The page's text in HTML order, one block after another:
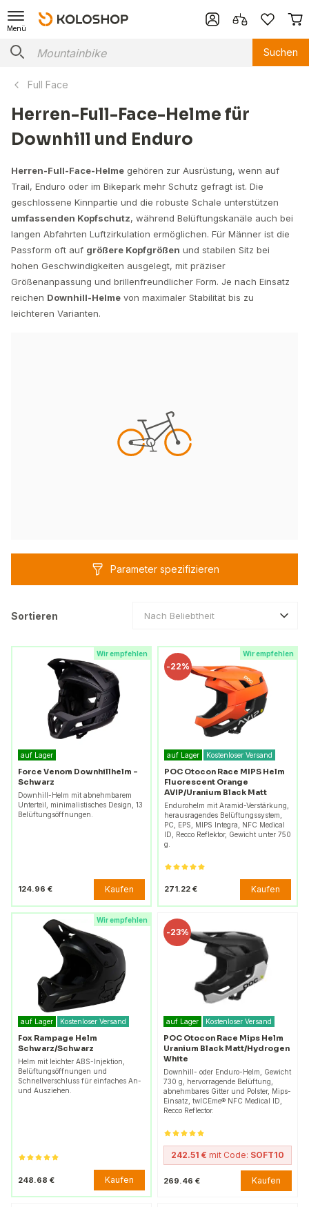
Menü
Suchen
Full Face
Herren-Full-Face-Helme für
Downhill und Enduro
Herren-Full-Face-Helme gehören zur Ausrüstung, wenn auf
Trail, Enduro oder im Bikepark mehr Schutz gefragt ist. Die
geschlossene Kinnpartie und die robuste Schale unterstützen
umfassenden Kopfschutz, während Belüftungskanäle auch bei
langen Abfahrten Luftzirkulation ermöglichen. Für Männer ist die
Passform oft auf größere Kopfgrößen und stabilen Sitz bei
hohen Geschwindigkeiten ausgelegt, mit präziser
Größenanpassung und brillenfreundlicher Form. Je nach Einsatz
reichen Downhill-Helme von maximaler Stabilität bis zu
leichteren Varianten.
Parameter spezifizieren
Sortieren Nach Beliebtheit
Wir empfehlen
auf Lager
Force Venom Downhillhelm –
Schwarz
Downhill-Helm mit abnehmbarem
Unterteil, minimalistisches Design, 13
Belüftungsöffnungen.
124.96 € Kaufen
Wir empfehlen
-22%
auf Lager Kostenloser Versand
POC Otocon Race MIPS Helm
Fluorescent Orange
AVIP/Uranium Black Matt
Endurohelm mit Aramid-Verstärkung,
herausragendes Belüftungssystem,
PC, EPS, MIPS Integra, NFC Medical
ID, Recco Reflektor, Gewicht unter 750
g.
271.22 € Kaufen
Wir empfehlen
auf Lager Kostenloser Versand
Fox Rampage Helm
Schwarz/Schwarz
Helm mit leichter ABS-Injektion,
Belüftungsöffnungen und
Schnellverschluss für einfaches An-
und Ausziehen.
248.68 € Kaufen
-23%
auf Lager Kostenloser Versand
POC Otocon Race Mips Helm
Uranium Black Matt/Hydrogen
White
Downhill- oder Enduro-Helm, Gewicht
730 g, hervorragende Belüftung,
abnehmbares Gitter und Polster, Mips-
Einsatz, twICEme® NFC Medical ID,
Recco Reflector.
242.51 € mit Code: SOFT10
269.46 € Kaufen